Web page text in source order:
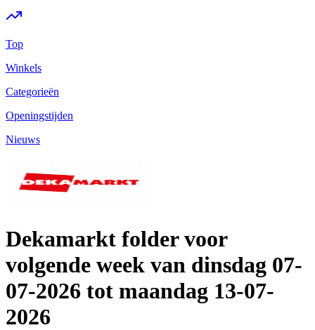
Top
Winkels
Categorieën
Openingstijden
Nieuws
Dekamarkt folder voor
volgende week van dinsdag 07-
07-2026 tot maandag 13-07-
2026